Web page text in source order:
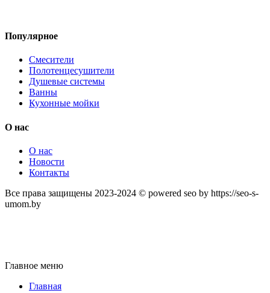
Популярное
Смесители
Полотенцесушители
Душевые системы
Ванны
Кухонные мойки
О нас
О нас
Новости
Контакты
Все права защищены 2023-2024 © powered seo by https://seo-s-
umom.by
Главное меню
Главная